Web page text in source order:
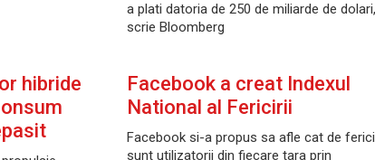
a plati datoria de 250 de miliarde de dolari,
scrie Bloomberg
hibride
Facebook a creat Indexul
National al Fericirii
Facebook si-a propus sa afle cat de
sunt utilizatorii din fiecare tara prin